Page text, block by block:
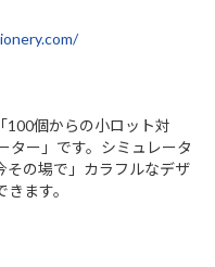
100個からの小ロット対
ター」です。シミュレータ
その場で」カラフルなデザ
ます。